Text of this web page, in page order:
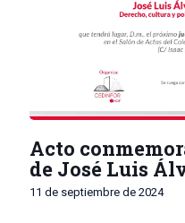
Acto
de José Luis
11 de septiembre de 2024